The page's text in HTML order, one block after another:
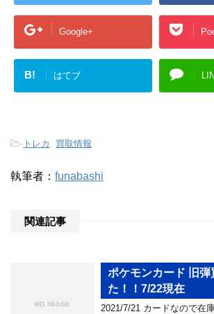
Google+
B! はてブ
- トレカ 買取情報
執筆者： funabashi
関連記事
ポケモンカード 旧弾
た！！7/22現在
2021/7/21 カードなので在